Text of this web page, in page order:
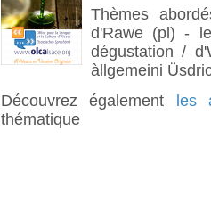
Thèmes
d'Rawe (pl) -
dégustation /
àllgemeini
Découvrez également les
thématique